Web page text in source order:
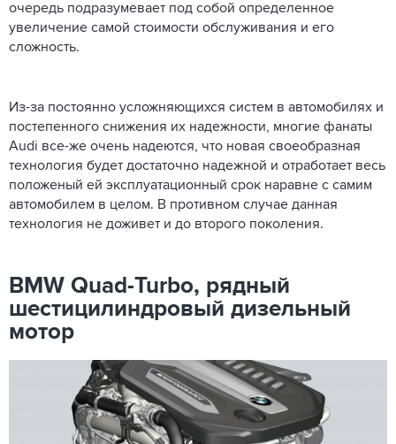
очередь подразумевает под собой определенное
увеличение самой стоимости обслуживания и его
сложность.
Из-за постоянно усложняющихся систем в автомобилях и
постепенного снижения их надежности, многие фанаты
Audi все-же очень надеются, что новая своеобразная
технология будет достаточно надежной и отработает весь
положеный ей эксплуатационный срок наравне с самим
автомобилем в целом. В противном случае данная
технология не доживет и до второго поколения.
BMW Quad-Turbo, рядный
шестицилиндровый дизельный
мотор